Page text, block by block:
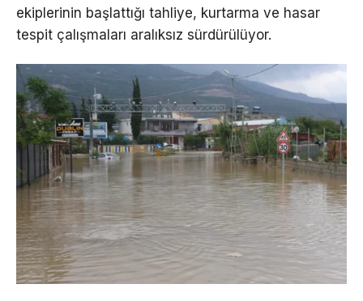
ekiplerinin başlattığı tahliye, kurtarma ve hasar
tespit çalışmaları aralıksız sürdürülüyor.